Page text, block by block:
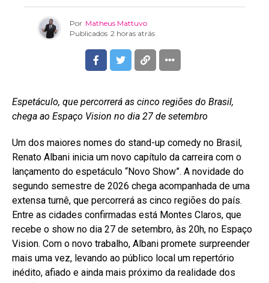
Por Matheus Mattuvo
Publicados 2 horas atrás
Espetáculo, que percorrerá as cinco regiões do Brasil,
chega ao Espaço Vision no dia 27 de setembro
Um dos maiores nomes do stand-up comedy no Brasil,
Renato Albani inicia um novo capítulo da carreira com o
lançamento do espetáculo “Novo Show”. A novidade do
segundo semestre de 2026 chega acompanhada de uma
extensa turnê, que percorrerá as cinco regiões do país.
Entre as cidades confirmadas está Montes Claros, que
recebe o show no dia 27 de setembro, às 20h, no Espaço
Vision. Com o novo trabalho, Albani promete surpreender
mais uma vez, levando ao público local um repertório
inédito, afiado e ainda mais próximo da realidade dos